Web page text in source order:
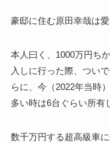
豪邸に住む原田幸哉は愛
本人曰く、1000万円ち
入しに行った際、つい
らに、今（2022年当時
多い時は6台ぐらい所有
数千万円する超高級車